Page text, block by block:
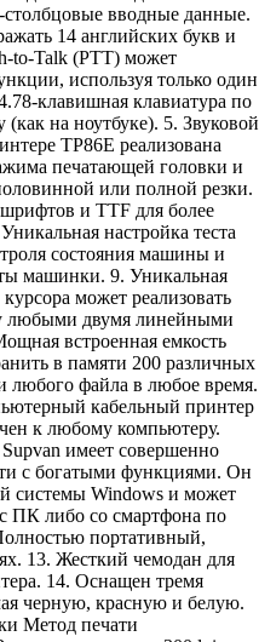
вводные данные.
14 английских букв и
to-Talk (PTT) может
используя только один
клавишная клавиатура по
на ноутбуке). 5. Звуковой
TP86E реализована
печатающей головки и
или полной резки.
и TTF для более
настройка теста
состояния машины и
машинки. 9. Уникальная
может реализовать
любыми двумя линейными
встроенная емкость
в памяти 200 различных
любого файла в любое время.
кабельный принтер
к любому компьютеру.
имеет совершенно
с богатыми функциями. Он
системы Windows и может
ПК либо со смартфона по
портативный,
13. Жесткий чемодан для
14. Оснащен тремя
черную, красную и белую.
Метод печати